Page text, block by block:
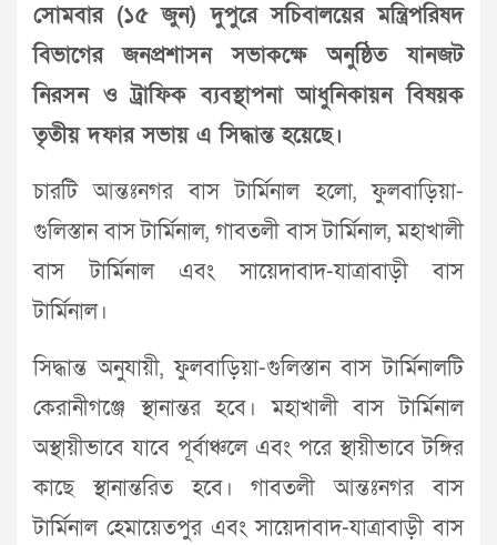
সোমবার (১৫ জুন) দুপুরে সচিবালয়ের মন্ত্রিপরিষদ
বিভাগের জনপ্রশাসন সভাকক্ষে অনুষ্ঠিত যানজট
নিরসন ও ট্রাফিক ব্যবস্থাপনা আধুনিকায়ন বিষয়ক
তৃতীয় দফার সভায় এ সিদ্ধান্ত হয়েছে।
চারটি আন্তঃনগর বাস টার্মিনাল হলো, ফুলবাড়িয়া-
গুলিস্তান বাস টার্মিনাল, গাবতলী বাস টার্মিনাল, মহাখালী
বাস টার্মিনাল এবং সায়েদাবাদ-যাত্রাবাড়ী বাস
টার্মিনাল।
সিদ্ধান্ত অনুযায়ী, ফুলবাড়িয়া-গুলিস্তান বাস টার্মিনালটি
কেরানীগঞ্জে স্থানান্তর হবে। মহাখালী বাস টার্মিনাল
অস্থায়ীভাবে যাবে পূর্বাঞ্চলে এবং পরে স্থায়ীভাবে টঙ্গির
কাছে স্থানান্তরিত হবে। গাবতলী আন্তঃনগর বাস
টার্মিনাল হেমায়েতপুর এবং সায়েদাবাদ-যাত্রাবাড়ী বাস